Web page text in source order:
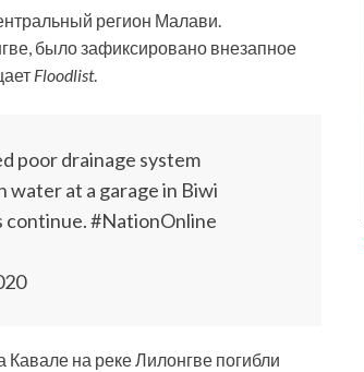
регион Малави.
было зафиксировано внезапное
Floodlist.
poor drainage system
water at a garage in Biwi
continue. #NationOnline
на реке Лилонгве погибли